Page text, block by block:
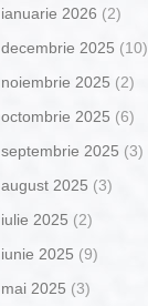
ianuarie 2026 (2)
decembrie 2025 (10)
noiembrie 2025 (2)
octombrie 2025 (6)
septembrie 2025 (3)
august 2025 (3)
iulie 2025 (2)
iunie 2025 (9)
mai 2025 (3)